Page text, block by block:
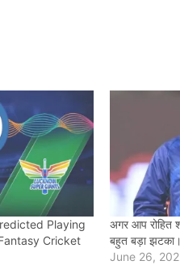
Playing
Cricket
अगर आप रोहित
बहुत बड़ा
June 26,